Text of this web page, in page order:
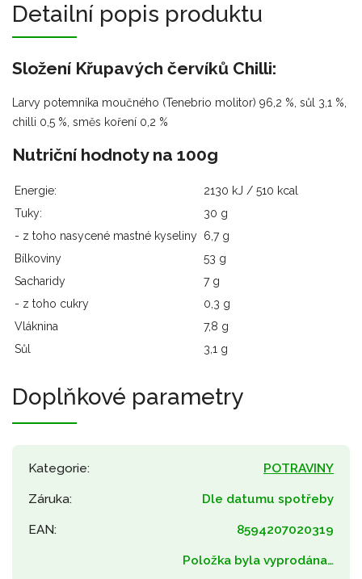
Detailní popis produktu
Složení Křupavých červíků Chilli:
Larvy potemníka moučného (Tenebrio molitor) 96,2 %, sůl 3,1 %,
chilli 0,5 %, směs koření 0,2 %
Nutriční hodnoty na 100g
Energie:
2130 kJ / 510 kcal
Tuky:
30 g
- z toho nasycené mastné kyseliny 6,7 g
Bílkoviny
53 g
Sacharidy
7 g
- z toho cukry
0,3 g
Vláknina
7,8 g
Sůl
3,1 g
Doplňkové parametry
Kategorie: POTRAVINY
Záruka: Dle datumu spotřeby
EAN: 8594207020319
Položka byla vyprodána…